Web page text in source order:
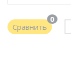
Сравнить
0